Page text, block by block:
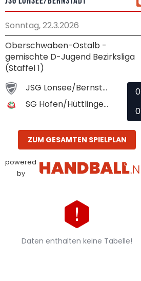
Sonntag, 22.3.2026
Oberschwaben-Ostalb -
gemischte D-Jugend Bezirksliga
(Staffel 1)
JSG Lonsee/Bernstadt
SG Hofen/Hüttlingen 2
0
0
ZUM GESAMTEN SPIELPLAN
powered
by
Daten enthalten keine Tabelle!